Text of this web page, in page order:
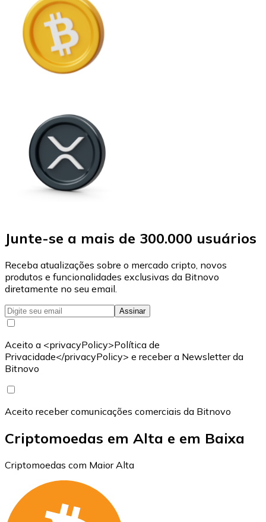
Junte-se a mais de 300.000 usuários
Receba atualizações sobre o mercado cripto, novos
produtos e funcionalidades exclusivas da Bitnovo
diretamente no seu email.
Assinar
Aceito a <privacyPolicy>Política de
Privacidade</privacyPolicy> e receber a Newsletter da
Bitnovo
Aceito receber comunicações comerciais da Bitnovo
Criptomoedas em Alta e em Baixa
Criptomoedas com Maior Alta